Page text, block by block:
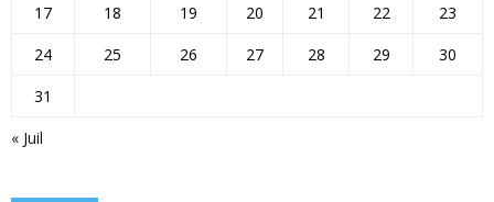
« Juil
17
18 19 20 21 22
23
24
25 26 27 28 29
30
31